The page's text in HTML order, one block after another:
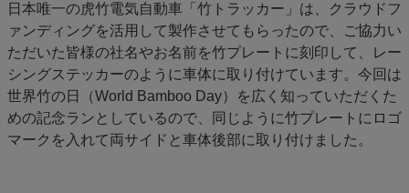
日本唯一の虎竹電気自動車「竹トラッカー」は、クラウドフ
ァンディングを活用して製作させてもらったので、ご協力い
ただいた皆様の社名やお名前を竹プレートに刻印して、レー
シングステッカーのように車体に取り付けています。今回は
世界竹の日（World Bamboo Day）を広く知っていただくた
めの記念ランとしているので、同じように竹プレートにロゴ
マークを入れて両サイドと車体後部に取り付けました。